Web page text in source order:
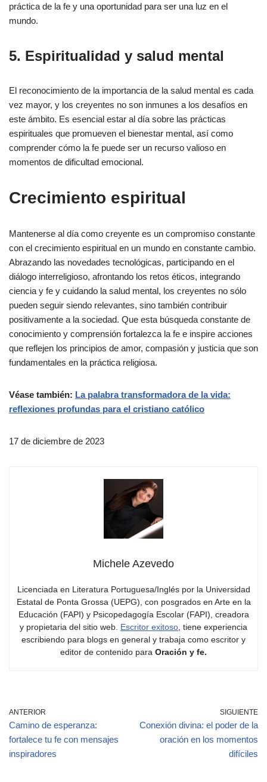
práctica de la fe y una oportunidad para ser una luz en el
mundo.
5. Espiritualidad y salud mental
El reconocimiento de la importancia de la salud mental es cada
vez mayor, y los creyentes no son inmunes a los desafíos en
este ámbito. Es esencial estar al día sobre las prácticas
espirituales que promueven el bienestar mental, así como
comprender cómo la fe puede ser un recurso valioso en
momentos de dificultad emocional.
Crecimiento espiritual
Mantenerse al día como creyente es un compromiso constante
con el crecimiento espiritual en un mundo en constante cambio.
Abrazando las novedades tecnológicas, participando en el
diálogo interreligioso, afrontando los retos éticos, integrando
ciencia y fe y cuidando la salud mental, los creyentes no sólo
pueden seguir siendo relevantes, sino también contribuir
positivamente a la sociedad. Que esta búsqueda constante de
conocimiento y comprensión fortalezca la fe e inspire acciones
que reflejen los principios de amor, compasión y justicia que son
fundamentales en la práctica religiosa.
Véase también: La palabra transformadora de la vida:
reflexiones profundas para el cristiano católico
17 de diciembre de 2023
Michele Azevedo
Licenciada en Literatura Portuguesa/Inglés por la Universidad
Estatal de Ponta Grossa (UEPG), con posgrados en Arte en la
Educación (FAPI) y Psicopedagogía Escolar (FAPI), creadora
y propietaria del sitio web. Escritor exitoso , tiene experiencia
escribiendo para blogs en general y trabaja como escritor y
editor de contenido para Oración y fe.
ANTERIOR
Camino de esperanza:
fortalece tu fe con mensajes
inspiradores
SIGUIENTE
Conexión divina: el poder de la
oración en los momentos
difíciles